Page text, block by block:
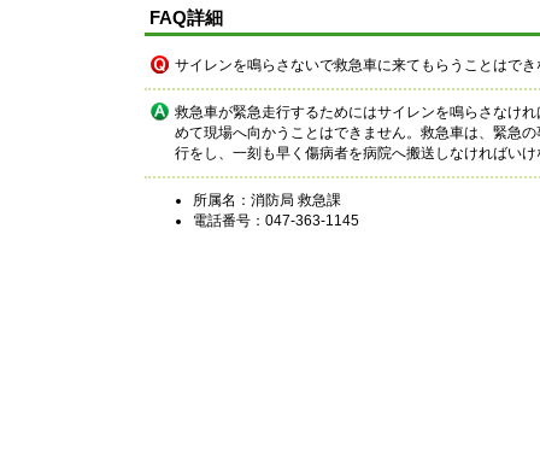
FAQ詳細
サイレンを鳴らさないで救急車に来てもらうことはでき
救急車が緊急走行するためにはサイレンを鳴らさなけ
めて現場へ向かうことはできません。救急車は、緊急
行をし、一刻も早く傷病者を病院へ搬送しなければい
所属名：消防局 救急課
電話番号：047-363-1145